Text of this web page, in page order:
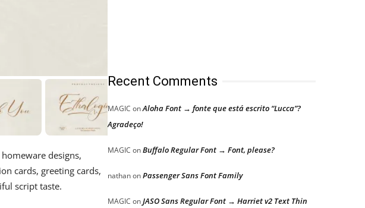
designs,
cards, greeting cards,
script taste.
Recent Comments
MAGIC onAloha Font → fonte que está escrito “Lucca”?
Agradeço!
MAGIC onBuffalo Regular Font → Font, please?
nathanonPassenger Sans Font Family
MAGIC onJASO Sans Regular Font → Harriet v2 Text Thin